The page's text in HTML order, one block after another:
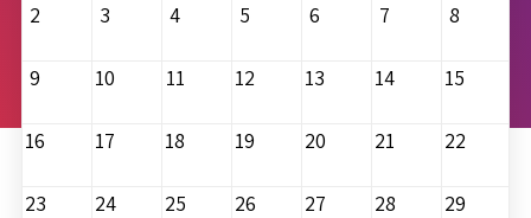
2 3 4 5 6 7 8
9 10 11 12 13 14 15
16 17 18 19 20 21 22
23 24 25 26 27 28 29